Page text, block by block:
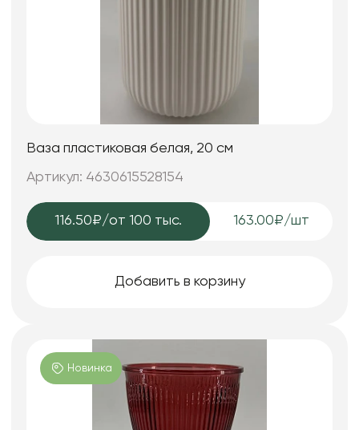
Ваза пластиковая белая, 20 см
Артикул: 4630615528154
116.50₽/от 100 тыс. 163.00₽/шт
Добавить в корзину
Новинка